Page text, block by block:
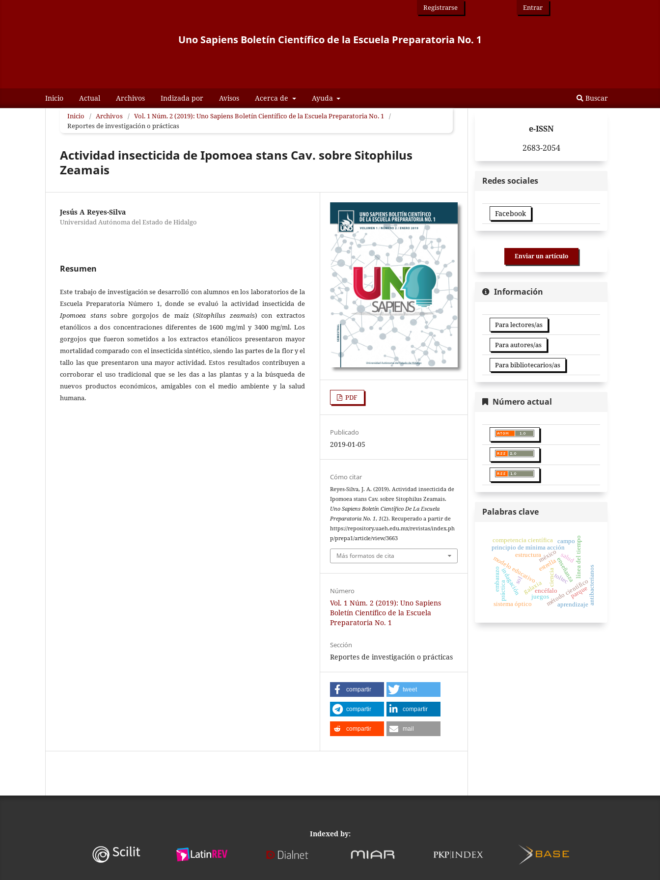
Uno Sapiens Boletín Científico de la Escuela Preparatoria No. 1
Inicio Actual Archivos Indizada por Avisos Acerca de Ayuda Buscar
Registrarse Entrar
Inicio / Archivos / Vol. 1 Núm. 2 (2019): Uno Sapiens Boletín Científico de la Escuela Preparatoria No. 1 /
Reportes de investigación o prácticas
Actividad insecticida de Ipomoea stans Cav. sobre Sitophilus
Zeamais
Jesús A Reyes-Silva
Universidad Autónoma del Estado de Hidalgo
Resumen
Este trabajo de investigación se desarrolló con alumnos en los laboratorios de la
Escuela Preparatoria Número 1, donde se evaluó la actividad insecticida de
Ipomoea stanssobre gorgojos de maíz (Sitophilus zeamais) con extractos
etanólicos a dos concentraciones diferentes de 1600 mg/ml y 3400 mg/ml. Los
gorgojos que fueron sometidos a los extractos etanólicos presentaron mayor
mortalidad comparado con el insecticida sintético, siendo las partes de la flor y el
tallo las que presentaron una mayor actividad. Estos resultados contribuyen a
corroborar el uso tradicional que se les das a las plantas y a la búsqueda de
nuevos productos económicos, amigables con el medio ambiente y la salud
humana.
PDF
Publicado
2019-01-05
Cómo citar
Reyes-Silva, J. A. (2019). Actividad insecticida de
Ipomoea stans Cav. sobre Sitophilus Zeamais.
Uno Sapiens Boletín Científico De La Escuela
Preparatoria No. 1,1(2). Recuperado a partir de
https://repository.uaeh.edu.mx/revistas/index.ph
p/prepa1/article/view/3663
Más formatos de cita
Número
Vol. 1 Núm. 2 (2019): Uno Sapiens
Boletín Científico de la Escuela
Preparatoria No. 1
Sección
Reportes de investigación o prácticas
compartir tweet
compartir compartir
compartir mail
e-ISSN
2683-2054
Redes sociales
Facebook
Enviar un artículo
Información
Para lectores/as
Para autores/as
Para bibliotecarios/as
Número actual
Palabras clave
modelo educativo enseñanza
ciencia
méxico
principio de mínima acción línea del tiempo
método científico
indagación
competencia científica
sol
estrella
galaxia
estructura
encéfalo
práctica
campo
parque
juegos antibacterianos
sistema óptico aprendizaje
embarazo
salud
toltec
Indexed by: